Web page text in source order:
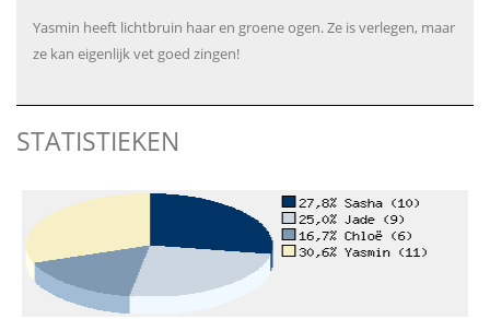
Yasmin heeft lichtbruin haar en groene ogen. Ze is verlegen, maar
ze kan eigenlijk vet goed zingen!
STATISTIEKEN